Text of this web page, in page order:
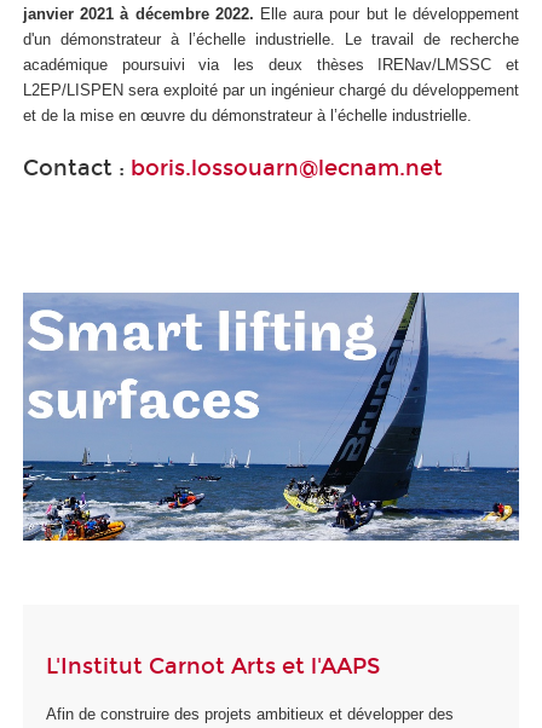
janvier 2021 à décembre 2022. Elle aura pour but le développement
d'un démonstrateur à l’échelle industrielle. Le travail de recherche
académique poursuivi via les deux thèses IRENav/LMSSC et
L2EP/LISPEN sera exploité par un ingénieur chargé du développement
et de la mise en œuvre du démonstrateur à l’échelle industrielle.
Contact : boris.lossouarn@lecnam.net
L'Institut Carnot Arts et l'AAPS
Afin de construire des projets ambitieux et développer des